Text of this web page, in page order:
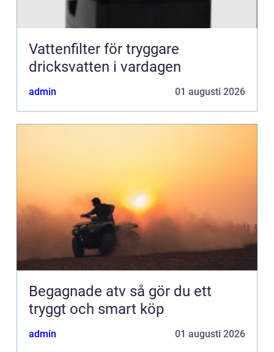
Vattenfilter för tryggare
dricksvatten i vardagen
admin 01 augusti 2026
Begagnade atv så gör du ett
tryggt och smart köp
admin 01 augusti 2026